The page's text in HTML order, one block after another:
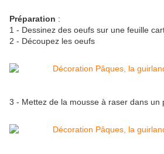
Préparation :
1 - Dessinez des oeufs sur une feuille
2 - Découpez les oeufs
3 - Mettez de la mousse à raser dans un